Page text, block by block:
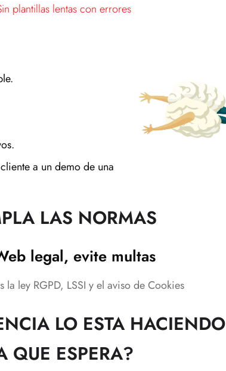
plantillas lentas con errores
a un demo de una
LAS NORMAS
legal, evite multas
la ley RGPD, LSSI y el aviso de Cookies
LO ESTA HACIENDO
QUE ESPERA?